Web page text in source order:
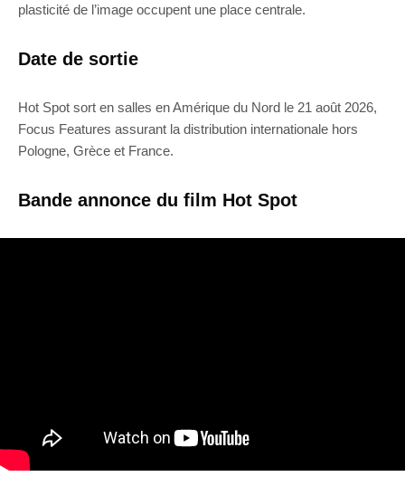
plasticité de l’image occupent une place centrale.
Date de sortie
Hot Spot sort en salles en Amérique du Nord le 21 août 2026,
Focus Features assurant la distribution internationale hors
Pologne, Grèce et France.
Bande annonce du film Hot Spot